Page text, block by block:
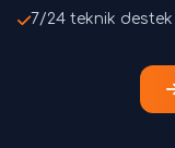
7/24 teknik destek